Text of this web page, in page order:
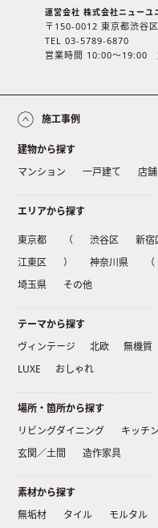
運営会社 株式会社ニューユ
〒150-0012 東京都渋谷
TEL 03-5789-6870
営業時間 10:00〜19:00
施工事例
建物から探す
マンション
一戸建て 店
エリアから探す
東京都 （ 渋谷区 新宿
江東区
） 神奈川県 （
埼玉県
その他
テーマから探す
ヴィンテージ
北欧 無機質
LUXE
おしゃれ
場所・箇所から探す
リビングダイニング
キッチン
玄関／土間
造作家具
素材から探す
無垢材
タイル モルタル